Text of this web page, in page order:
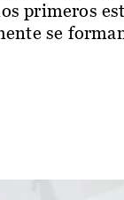
primeros
se